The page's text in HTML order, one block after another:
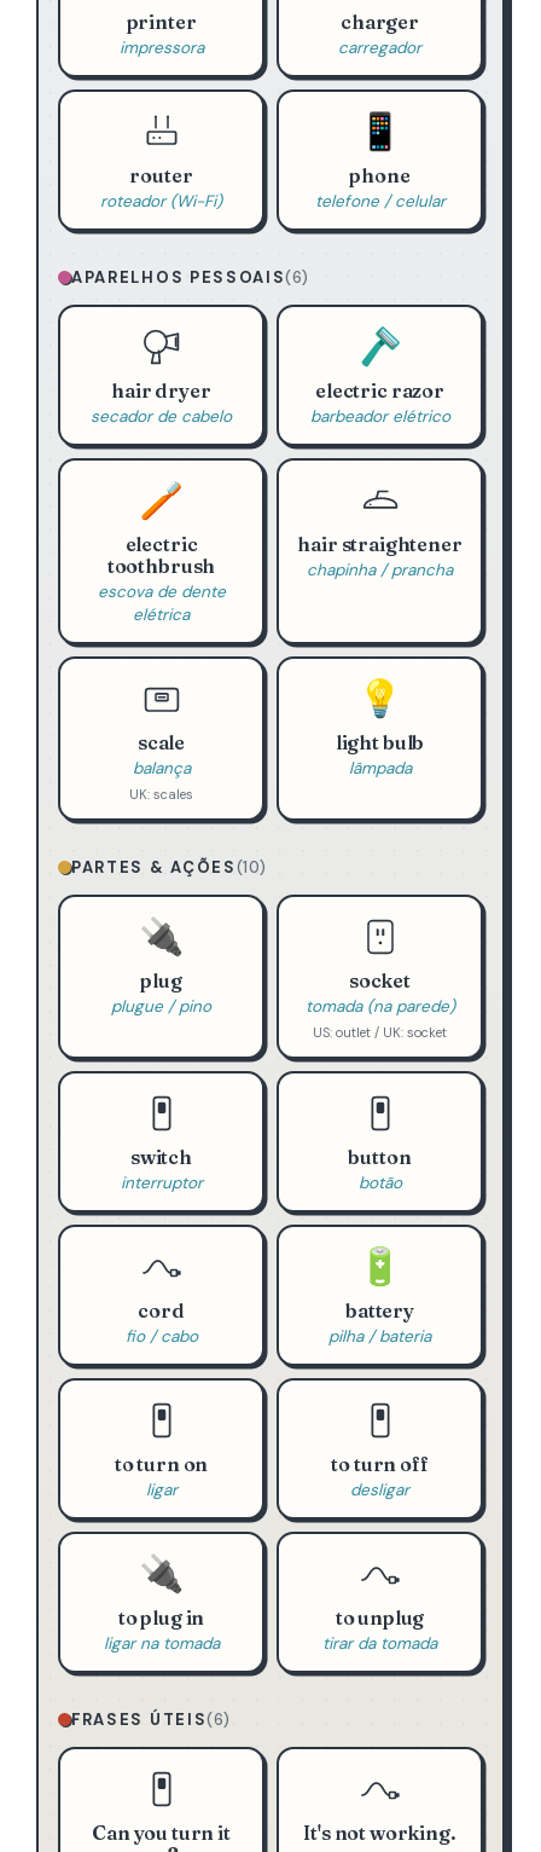
printer
impressora
charger
carregador
router
roteador (Wi-Fi)
📱
phone
telefone / celular
APARELHOS PESSOAIS(6)
hair dryer
secador de cabelo
🪒
electric razor
barbeador elétrico
🪥
electric
toothbrush
escova de dente
elétrica
hair straightener
chapinha / prancha
scale
balança
UK: scales
💡
light bulb
lâmpada
PARTES & AÇÕES(10)
🔌
plug
plugue / pino
socket
tomada (na parede)
US: outlet / UK: socket
switch
interruptor
button
botão
cord
fio / cabo
🔋
battery
pilha / bateria
to turn on
ligar
to turn off
desligar
🔌
to plug in
ligar na tomada
to unplug
tirar da tomada
FRASES ÚTEIS(6)
Can you turn it
It's not working.